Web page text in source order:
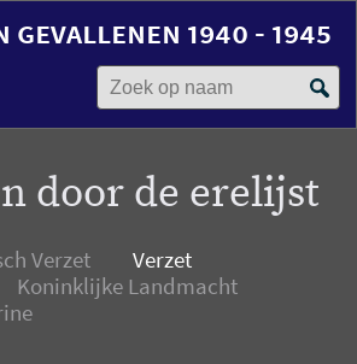
1940 - 1945
door de erelijst
Verzet Verzet
Koninklijke Landmacht